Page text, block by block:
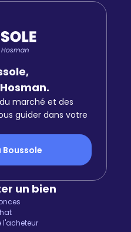
marché et des
guider dans votre
un bien
l'acheteur